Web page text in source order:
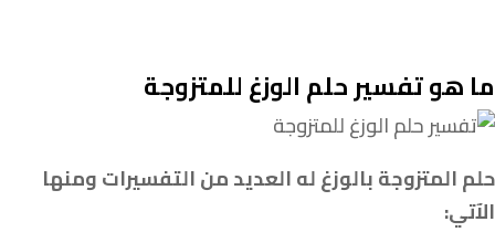
ما هو تفسير حلم الوزغ للمتزوجة
حلم المتزوجة بالوزغ له العديد من التفسيرات ومنها
الآتي: